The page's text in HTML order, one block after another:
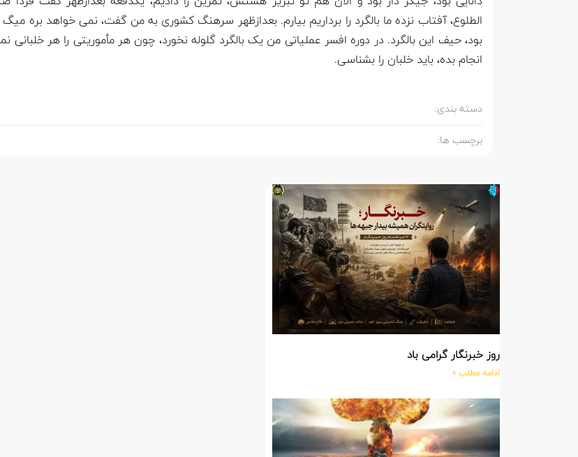
الطلوع، آفتاب نزده ما بالگرد را برداریم بیارم. بعدازظهر سرهنگ کشوری به من گفت، نمی خواهد بره
بود، حیف این بالگرد. در دوره افسر عملیاتی من یک بالگرد گلوله نخورد، چون هر مأموریتی را هر خلبانی
انجام بده، باید خلبان را بشناسی.
دسته بندی:
برچسب ها:
روز خبرنگار گرامی باد
ادامه مطلب »